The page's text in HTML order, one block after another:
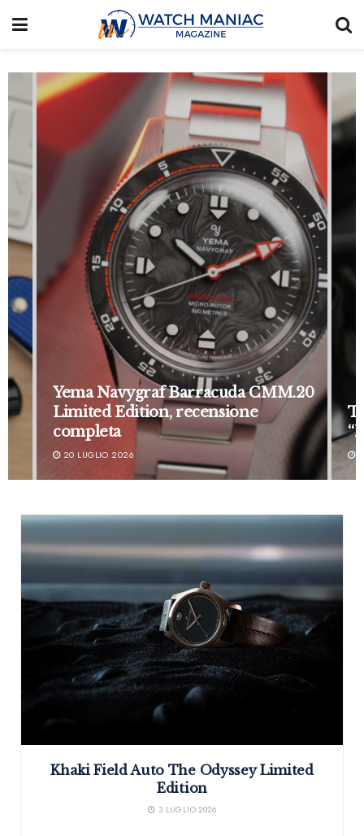
Yema Navygraf Barracuda CMM.20
Limited Edition, recensione
completa
20 LUGLIO 2026
Khaki Field Auto The Odyssey Limited
Edition
3 LUGLIO 2026